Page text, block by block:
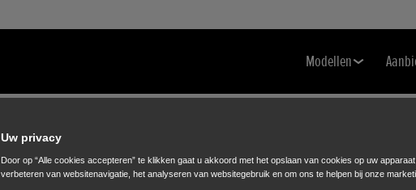
Modellen
Uw privacy
Door op “Alle cookies accepteren” te klikken gaat u akkoord met het opslaan van cookies op uw
verbeteren van websitenavigatie, het analyseren van websitegebruik en om ons te helpen bij onze